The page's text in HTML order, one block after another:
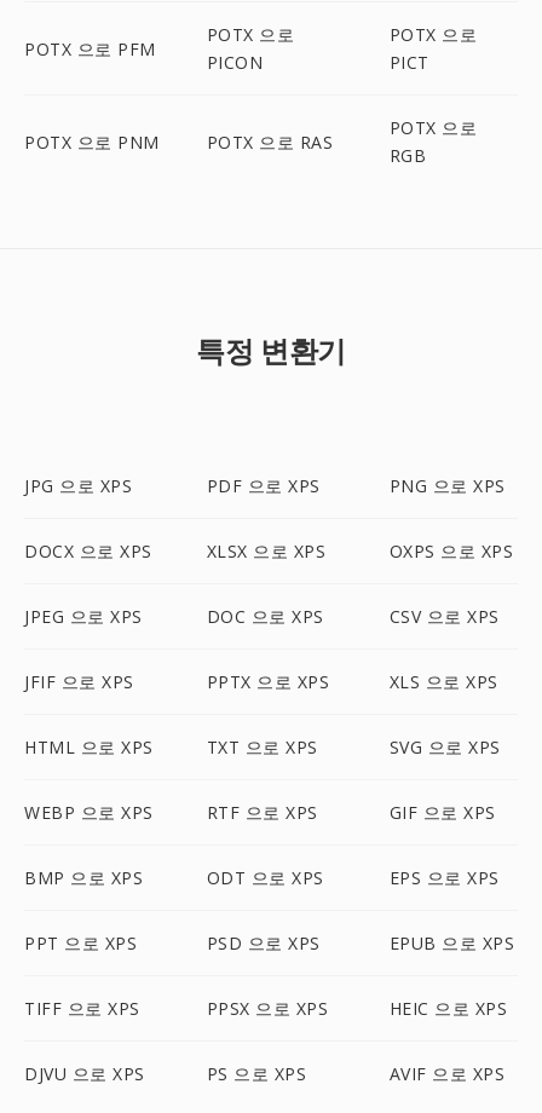
POTX 으로 PFM
POTX 으로
PICON
POTX 으로
PICT
POTX 으로 PNM POTX 으로 RAS
POTX 으로
RGB
특정 변환기
JPG 으로 XPS PDF 으로 XPS PNG 으로 XPS
DOCX 으로 XPS XLSX 으로 XPS OXPS 으로 XPS
JPEG 으로 XPS DOC 으로 XPS CSV 으로 XPS
JFIF 으로 XPS PPTX 으로 XPS XLS 으로 XPS
HTML 으로 XPS TXT 으로 XPS SVG 으로 XPS
WEBP 으로 XPS RTF 으로 XPS GIF 으로 XPS
BMP 으로 XPS ODT 으로 XPS EPS 으로 XPS
PPT 으로 XPS PSD 으로 XPS EPUB 으로 XPS
TIFF 으로 XPS PPSX 으로 XPS HEIC 으로 XPS
DJVU 으로 XPS PS 으로 XPS AVIF 으로 XPS